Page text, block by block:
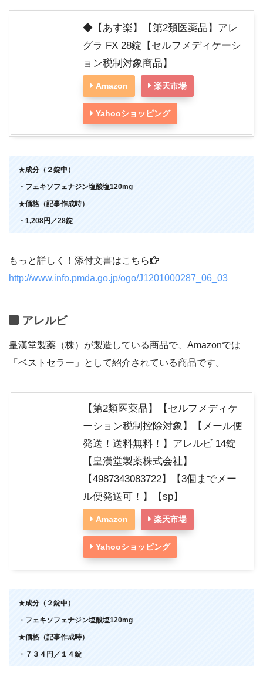
◆【あす楽】【第2類医薬品】アレ
グラ FX 28錠【セルフメディケーシ
ョン税制対象商品】
Amazon 楽天市場
Yahooショッピング
★成分（２錠中）
・フェキソフェナジン塩酸塩120mg
★価格（記事作成時）
・1,208円／28錠
もっと詳しく！添付文書はこちら
http://www.info.pmda.go.jp/ogo/J1201000287_06_03
アレルビ
皇漢堂製薬（株）が製造している商品で、Amazonでは
「ベストセラー」として紹介されている商品です。
【第2類医薬品】【セルフメディケ
ーション税制控除対象】【メール便
発送！送料無料！】アレルビ 14錠
【皇漢堂製薬株式会社】
【4987343083722】【3個までメー
ル便発送可！】【sp】
Amazon 楽天市場
Yahooショッピング
★成分（２錠中）
・フェキソフェナジン塩酸塩120mg
★価格（記事作成時）
・７３４円／１４錠